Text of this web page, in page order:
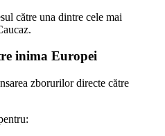
către una dintre cele mai
inima Europei
zborurilor directe către